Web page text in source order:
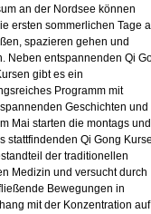
an der Nordsee können
ersten sommerlichen Tage
spazieren gehen und
Neben entspannenden Qi
gibt es ein
Programm mit
Geschichten und
Mai starten die montags und
stattfindenden Qi Gong
der traditionellen
Medizin und versucht durch
Bewegungen in
mit der Konzentration auf